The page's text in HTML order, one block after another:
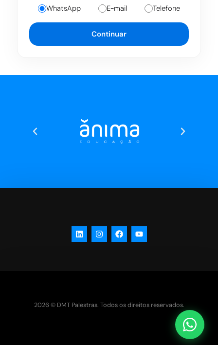
WhatsApp E-mail Telefone
Continuar
2026 © DMT Palestras. Todos os direitos reservados.